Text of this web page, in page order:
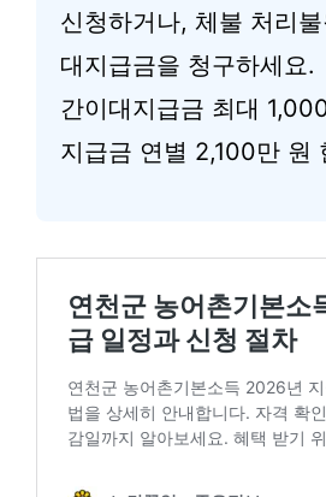
신청하거나, 체불 처리
대지급금을 청구하세요.
간이대지급금 최대
지급금 연별 2,100만 원